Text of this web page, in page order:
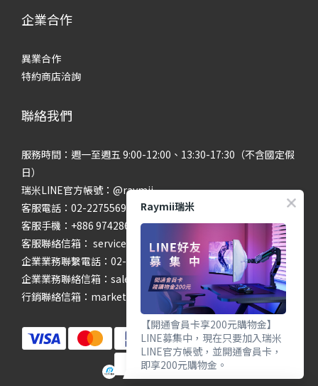
企業合作
異業合作
特約商店洽詢
聯絡我們
服務時間：週一至週五 9:00-12:00、13:30-17:30（不含國定假
日）
瑞米LINE官方帳號：@raymii
客服電話：02-22755699 #201 #202
客服手機：+886 974286654
客服聯絡信箱： service@raymii.com
企業業務聯繫電話：02-22755699 #302
企業業務聯絡信箱：sales@raymii.com
行銷聯絡信箱：marketing@raymii.com
Raymii瑞米
【開通會員卡享200元購物金】
LINE募集中，現在只要加入瑞米
LINE官方帳號，並開通會員卡，
即享200元購物金。